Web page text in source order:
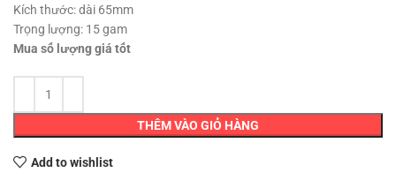
Kích thước: dài 65mm
Trọng lượng: 15 gam
Mua số lượng giá tốt
THÊM VÀO GIỎ HÀNG
Add to wishlist